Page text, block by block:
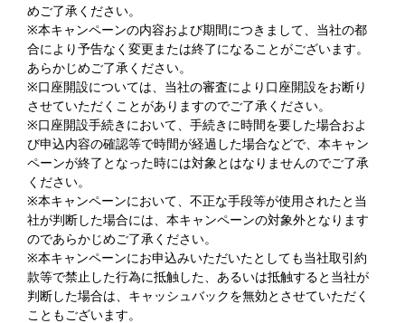
めご了承ください。
※本キャンペーンの内容および期間につきまして、当社の都
合により予告なく変更または終了になることがございます。
あらかじめご了承ください。
※口座開設については、当社の審査により口座開設をお断り
させていただくことがありますのでご了承ください。
※口座開設手続きにおいて、手続きに時間を要した場合およ
び申込内容の確認等で時間が経過した場合などで、本キャン
ペーンが終了となった時には対象とはなりませんのでご了承
ください。
※本キャンペーンにおいて、不正な手段等が使用されたと当
社が判断した場合には、本キャンペーンの対象外となります
のであらかじめご了承ください。
※本キャンペーンにお申込みいただいたとしても当社取引約
款等で禁止した行為に抵触した、あるいは抵触すると当社が
判断した場合は、キャッシュバックを無効とさせていただく
こともございます。